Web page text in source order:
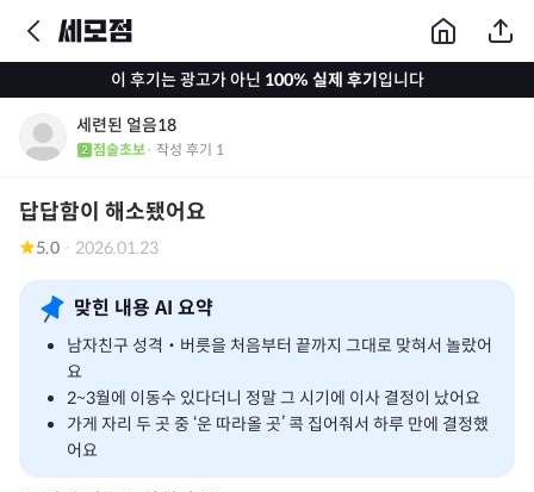
이 후기는 광고가 아닌 100% 실제 후기입니다
세련된 얼음18
점술초보· 작성 후기 1
답답함이 해소됐어요
5.0 · 2026.01.23
맞힌 내용 AI 요약
남자친구 성격‧버릇을 처음부터 끝까지 그대로 맞혀서 놀랐어
요
2~3월에 이동수 있다더니 정말 그 시기에 이사 결정이 났어요
가게 자리 두 곳 중 ‘운 따라올 곳’ 콕 집어줘서 하루 만에 결정했
어요